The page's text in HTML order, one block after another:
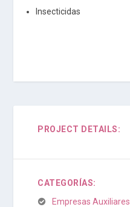
Insecticidas
PROJECT DETAILS:
CATEGORÍAS:
Empresas Auxiliares